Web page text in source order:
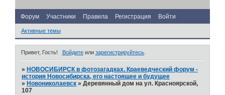
Форум Участники Правила Регистрация Войти
Активные темы
Привет, Гость! Войдитеили зарегистрируйтесь.
» НОВОСИБИРСК в фотозагадках. Краеведческий форум -
история Новосибирска, его настоящее и будущее
» Новониколаевск »Деревянный дом на ул. Красноярской,
107